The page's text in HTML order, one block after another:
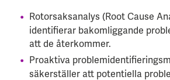
Rotorsaksanalys (Root Cause
identifierar bakomliggande
att de återkommer.
Proaktiva
säkerställer att potentiella